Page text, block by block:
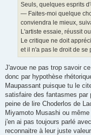
Seuls, quelques esprits
— Faites-moi quelque
conviendra le mieux,
L'artiste essaie, réussit
Le critique ne doit
et il n'a pas le droit de se
J'avoue ne pas trop savoir
donc par hypothèse
Maupassant puisque tu le
satisfaire des fantasmes par
peine de lire Choderlos de
Miyamoto Musashi ou
j'en ai pas toujours parlé
reconnaitre à leur juste